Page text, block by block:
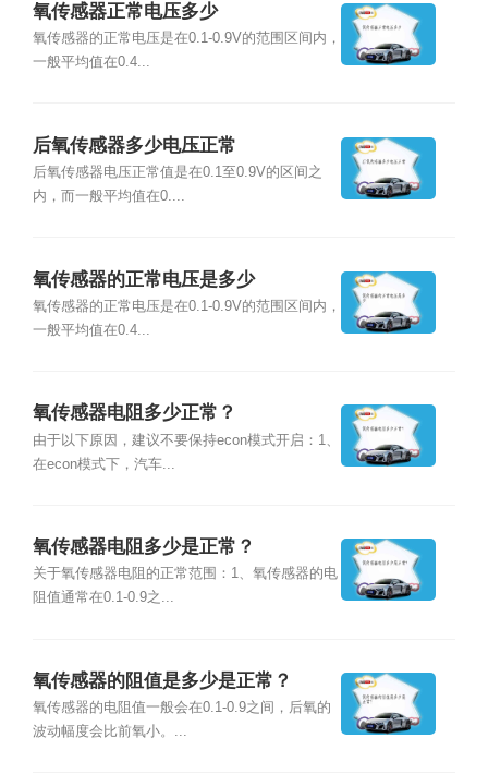
氧传感器正常电压多少
氧传感器的正常电压是在0.1-0.9V的范围区间内，
一般平均值在0.4...
后氧传感器多少电压正常
后氧传感器电压正常值是在0.1至0.9V的区间之
内，而一般平均值在0....
氧传感器的正常电压是多少
氧传感器的正常电压是在0.1-0.9V的范围区间内，
一般平均值在0.4...
氧传感器电阻多少正常？
由于以下原因，建议不要保持econ模式开启：1、
在econ模式下，汽车...
氧传感器电阻多少是正常？
关于氧传感器电阻的正常范围：1、氧传感器的电
阻值通常在0.1-0.9之...
氧传感器的阻值是多少是正常？
氧传感器的电阻值一般会在0.1-0.9之间，后氧的
波动幅度会比前氧小。...